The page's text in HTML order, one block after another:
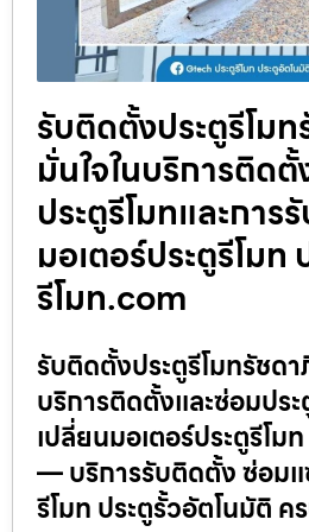
รับติดตั้งประตูรีโม
มั่นใจในบริการติด
ประตูรีโมทและการ
มอเตอร์ประตูรีโมท
รีโมท.com
รับติดตั้งประตูรีโมทรัชดา
บริการติดตั้งและซ่อมประ
เปลี่ยนมอเตอร์ประตูรีโม
— บริการรับติดตั้ง ซ่อม
รีโมท ประตูรั้วอัตโนมัติ ค